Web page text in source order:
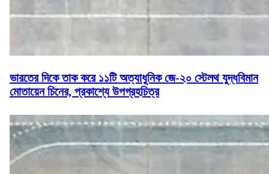
ভারতের দিকে তাক করে ১১টি অত্যাধুনিক জে-২০ স্টেলথ যুদ্ধবিমান
মোতায়েন চিনের, প্রকাশ্যে উপগ্রহচিত্র